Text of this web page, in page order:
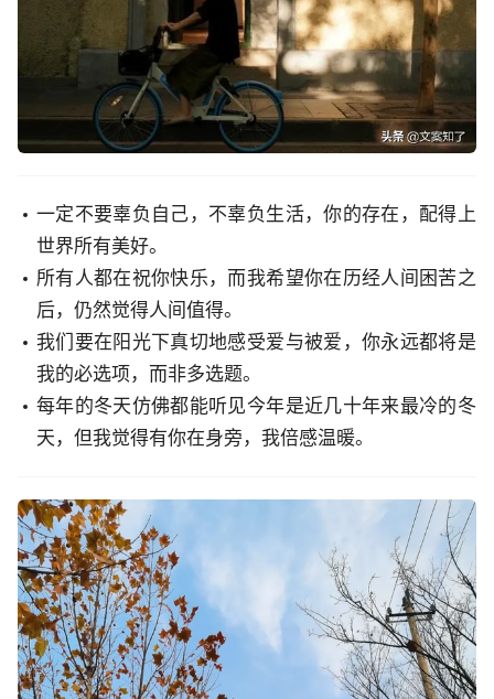
一定不要辜负自己，不辜负生活，你的存在，配得上
世界所有美好。
所有人都在祝你快乐，而我希望你在历经人间困苦之
后，仍然觉得人间值得。
我们要在阳光下真切地感受爱与被爱，你永远都将是
我的必选项，而非多选题。
每年的冬天仿佛都能听见今年是近几十年来最冷的冬
天，但我觉得有你在身旁，我倍感温暖。